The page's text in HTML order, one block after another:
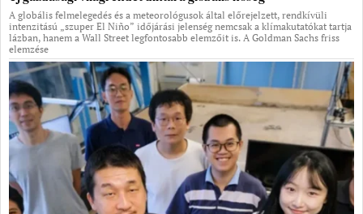
A globális felmelegedés és a meteorológusok által előrejelzett, rendkívüli
intenzitású „szuper El Niño” időjárási jelenség nemcsak a klímakutatókat tartja
lázban, hanem a Wall Street legfontosabb elemzőit is. A Goldman Sachs friss
elemzése